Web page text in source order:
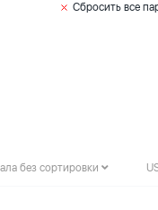
Сбросить все
без сортировки